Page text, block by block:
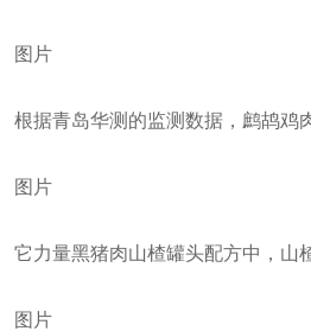
图片
根据青岛华测的监测数据，鹧鸪鸡
图片
它力量黑猪肉山楂罐头配方中，山
图片